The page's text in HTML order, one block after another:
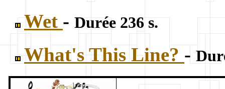
Wet - Durée 236 s.
What's This Line? -